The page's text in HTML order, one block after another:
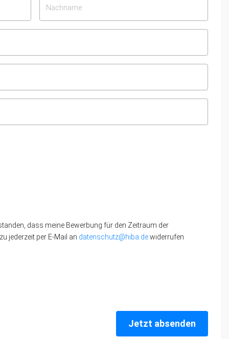
dass meine Bewerbung für den Zeitraum der
jederzeit per E-Mail an datenschutz@hiba.dewiderrufen
Jetzt absenden